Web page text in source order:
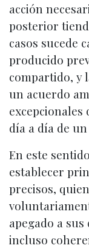
acción
posterior
casos sucede
producido
compartido, y
un acuerdo
excepcionales
día a día de
En este
establecer
precisos,
apegado a
incluso